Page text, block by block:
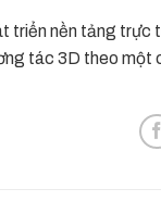
triển nền tảng
tác 3D theo một